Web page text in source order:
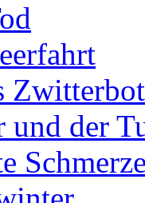
und der